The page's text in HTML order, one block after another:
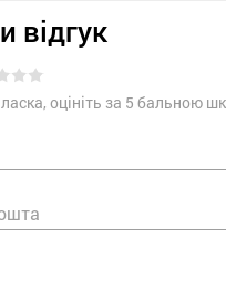
відгук
оцініть за 5 бальною